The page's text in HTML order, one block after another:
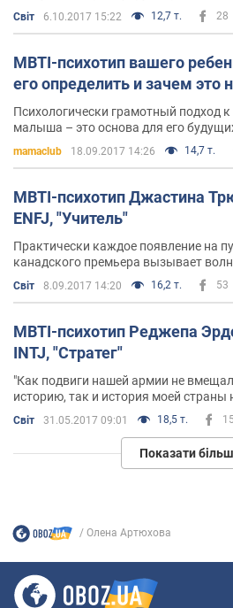
принадлежащая к психотипу,
которого призваны быть "группой
Світ 6.10.2017 15:22 12,7 т. 28
MBTI-психотип вашего
его определить и зачем это
Психологически грамотный подход
малыша – это основа для его
во взрослой жизни: как
и личной
mamaclub 18.09.2017 14:26 14,7 т.
MBTI-психотип Джастина
ENFJ, "Учитель"
Практически каждое появление на
канадского премьера вызывает
в прессе. То Джастин Трюдо нежно
то делает эффектную стойку из йоги
Світ 8.09.2017 14:20 16,2 т. 53
MBTI-психотип Реджепа
INTJ, "Стратег"
"Как подвиги нашей армии не
историю, так и история моей страны
вместится в парламенты других
категорично заявляет президент
Світ 31.05.2017 09:01 18,5 т. 15
Показати
Олена Артюхова